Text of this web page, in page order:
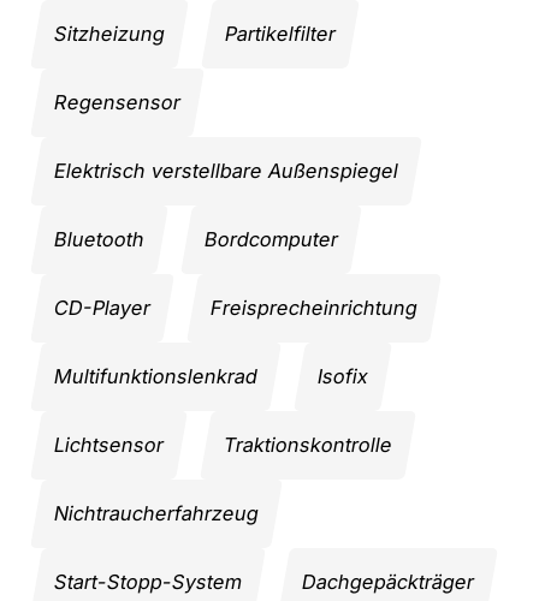
Sitzheizung Partikelfilter
Regensensor
Elektrisch verstellbare Außenspiegel
Bluetooth Bordcomputer
CD-Player Freisprecheinrichtung
Multifunktionslenkrad Isofix
Lichtsensor Traktionskontrolle
Nichtraucherfahrzeug
Start-Stopp-System Dachgepäckträger